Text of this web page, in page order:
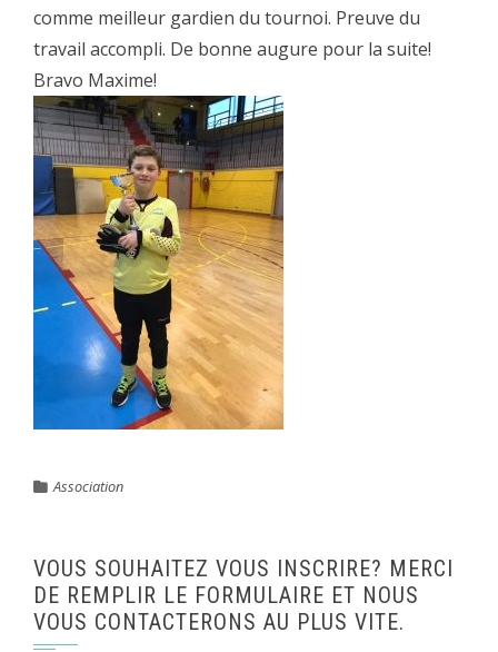
comme meilleur gardien du tournoi. Preuve du
travail accompli. De bonne augure pour la suite!
Bravo Maxime!
Association
VOUS SOUHAITEZ VOUS INSCRIRE? MERCI
DE REMPLIR LE FORMULAIRE ET NOUS
VOUS CONTACTERONS AU PLUS VITE.